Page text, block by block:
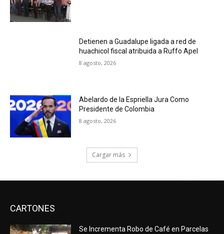
Detienen a Guadalupe ligada a red de
huachicol fiscal atribuida a Ruffo Apel
8 agosto, 2026
Abelardo de la Espriella Jura Como
Presidente de Colombia
8 agosto, 2026
Cargar más
CARTONES
Se Incrementa Robo de Café en Parcelas